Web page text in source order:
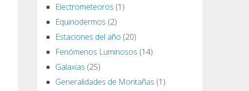
Electrometeoros (1)
Equinodermos (2)
Estaciones del año (20)
Fenómenos Luminosos (14)
Galaxias (25)
Generalidades de Montañas (1)